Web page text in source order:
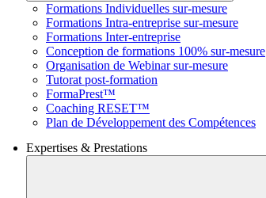
Formations Individuelles sur-mesure
Formations Intra-entreprise sur-mesure
Formations Inter-entreprise
Conception de formations 100% sur-mesure
Organisation de Webinar sur-mesure
Tutorat post-formation
FormaPrest™
Coaching RESET™
Plan de Développement des Compétences
Expertises & Prestations